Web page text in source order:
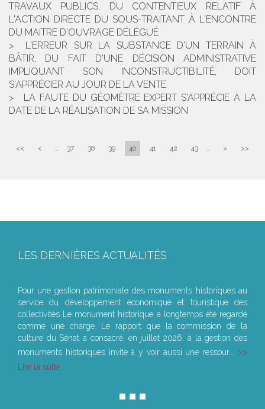
TRAVAUX PUBLICS, DU CONTENTIEUX RELATIF À
L'ACTION DIRECTE DU SOUS-TRAITANT À L'ENCONTRE
DU MAITRE D'OUVRAGE DÉLÉGUÉ
L'ERREUR SUR LA SUBSTANCE D'UN TERRAIN À
BÂTIR, DU FAIT D'UNE DÉCISION ADMINISTRATIVE
IMPLIQUANT SON INCONSTRUCTIBILITÉ, DOIT
S'APPRÉCIER AU JOUR DE LA VENTE
LA FAUTE DU GÉOMÈTRE EXPERT S'APPRÉCIE À LA
DATE DE LA RÉALISATION DE SA MISSION
<< < ... 37 38 39 40 41 42 43 ... > >>
LES DERNIÈRES ACTUALITÉS
Pour une gestion patrimoniale des monuments historiques au
service du développement économique et touristique des
collectivités Le monument historique a longtemps été regardé
comme une charge. Le rapport que la commission de la
culture du Sénat a consacré, en juillet 2026, à la gestion des
monuments historiques invite à y voir aussi une ressour...
Lire la suite